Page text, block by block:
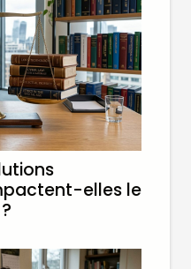
elles le